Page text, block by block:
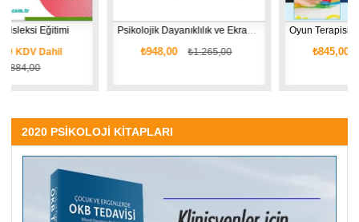
Psikolojik Dayanıklılık ve Ekran Süresini Yönetme - 2 Kitap
₺1.265,00 ₺1.127,00
2020 PSİKOLOJİ KİTAPLARI